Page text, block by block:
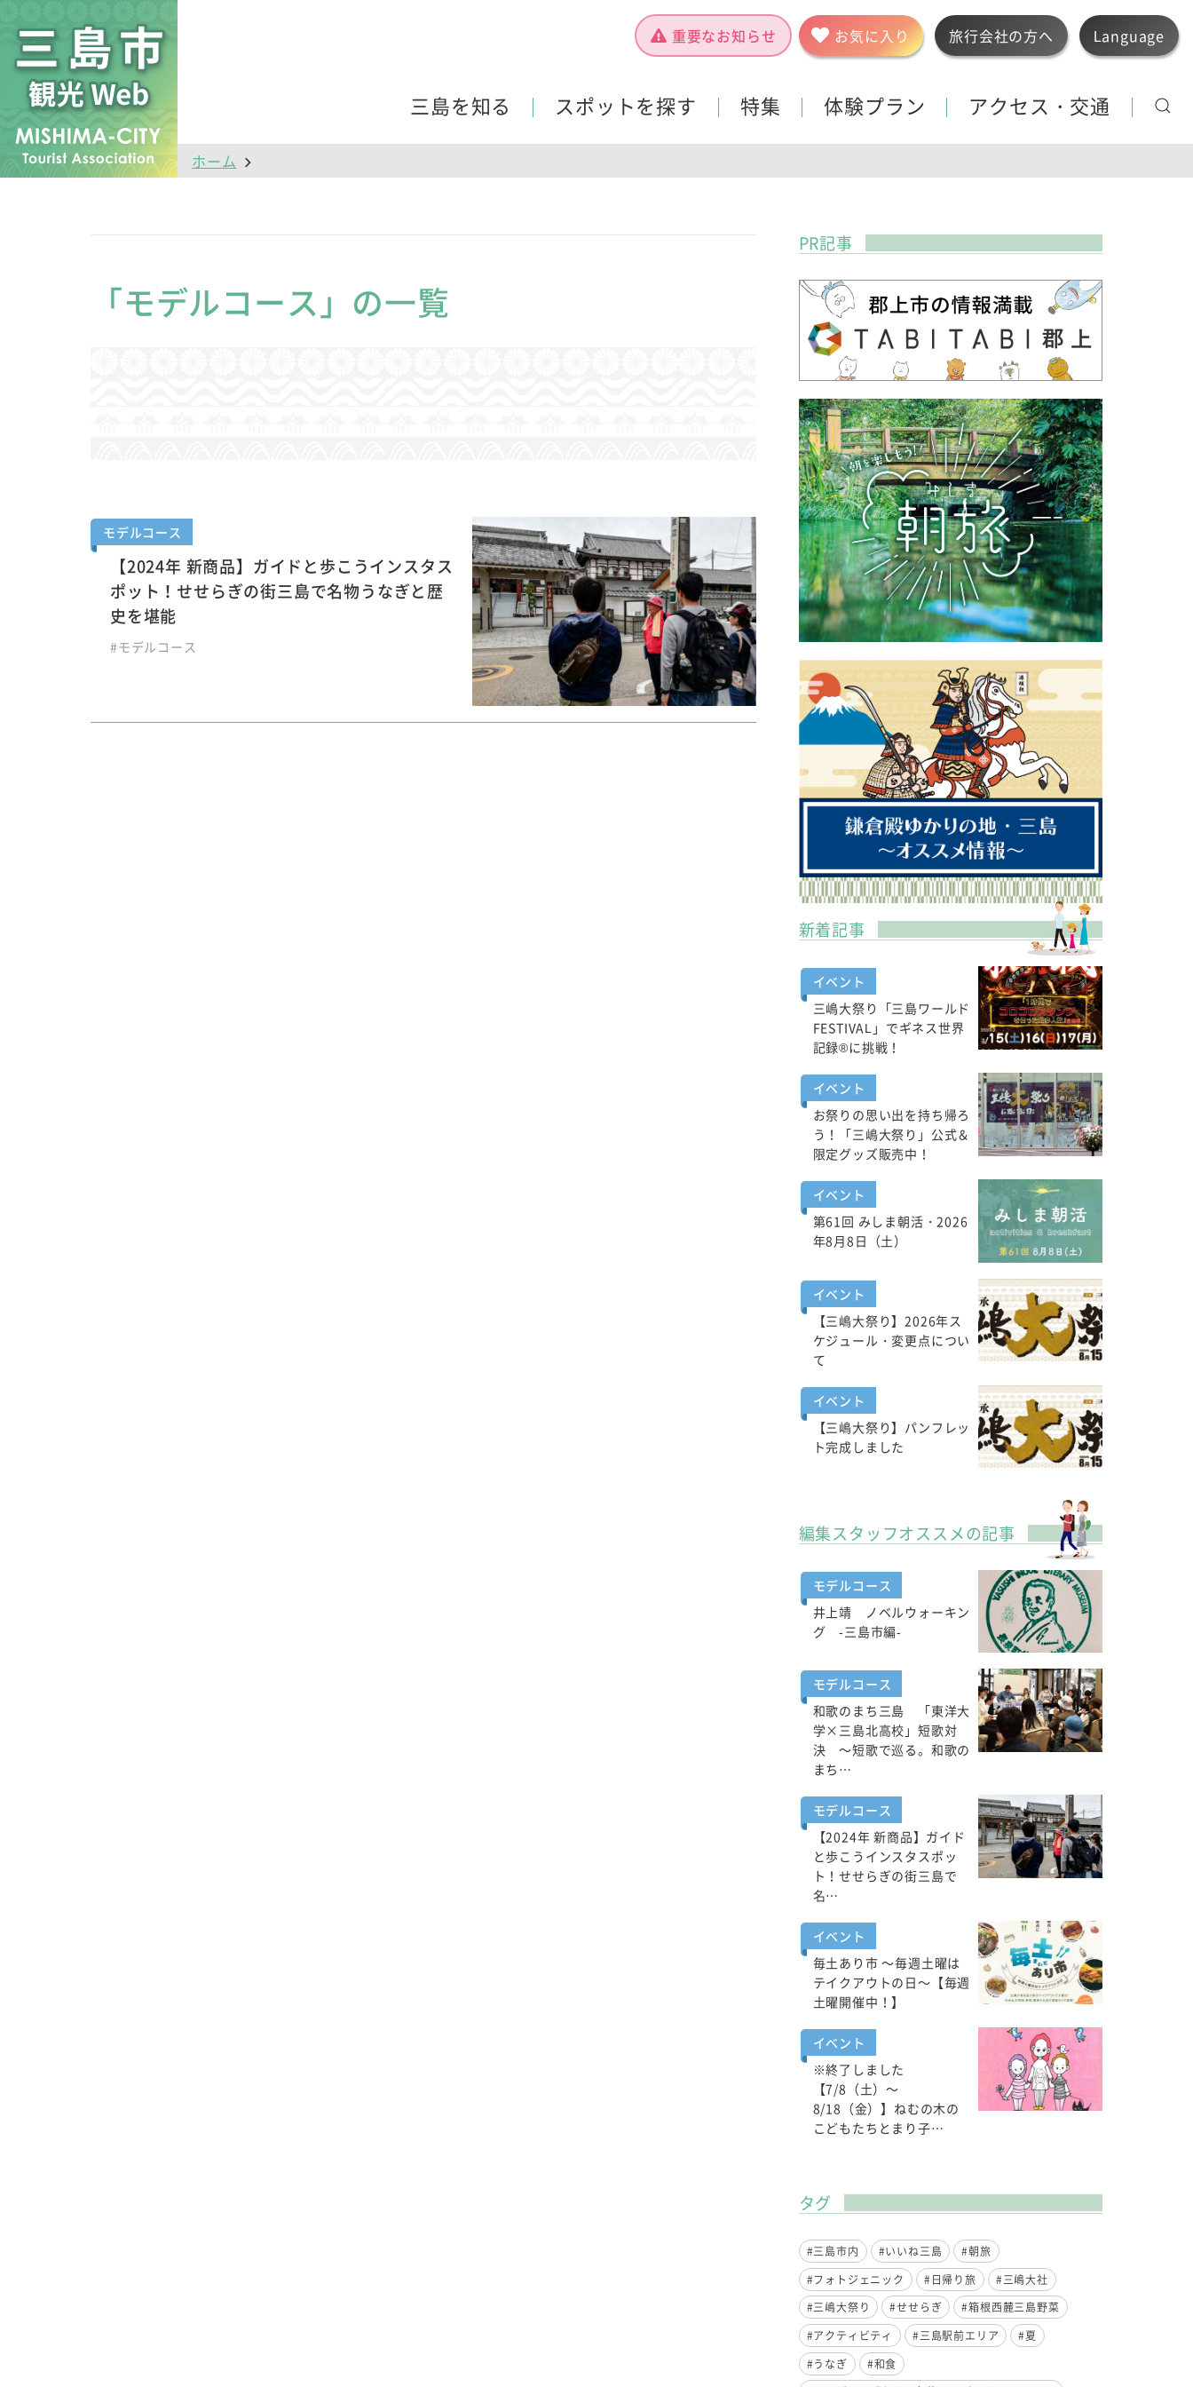
重要なお知らせ お気に入り 旅行会社の方へ Language
三島を知る スポットを探す 特集 体験プラン アクセス・交通
ホーム
「モデルコース」の一覧
モデルコース
【2024年 新商品】ガイドと歩こうインスタス
ポット！せせらぎの街三島で名物うなぎと歴
史を堪能
#モデルコース
PR記事
新着記事
イベント
三嶋大祭り「三島ワールド
FESTIVAL」でギネス世界
記録®に挑戦！
イベント
お祭りの思い出を持ち帰ろ
う！「三嶋大祭り」公式＆
限定グッズ販売中！
イベント
第61回 みしま朝活・2026
年8月8日（土）
イベント
【三嶋大祭り】2026年ス
ケジュール・変更点につい
て
イベント
【三嶋大祭り】パンフレッ
ト完成しました
編集スタッフオススメの記事
モデルコース
井上靖 ノベルウォーキン
グ -三島市編-
モデルコース
和歌のまち三島 「東洋大
学×三島北高校」短歌対
決 ～短歌で巡る。和歌の
まち…
モデルコース
【2024年 新商品】ガイド
と歩こうインスタスポッ
ト！せせらぎの街三島で
名…
イベント
毎土あり市 ～毎週土曜は
テイクアウトの日～【毎週
土曜開催中！】
イベント
※終了しました
【7/8（土）～
8/18（金）】ねむの木の
こどもたちとまり子…
タグ
#三島市内 #いいね三島
#朝旅
#フォトジェニック
#日帰り旅
#三嶋大社
#三嶋大祭り
#せせらぎ
#箱根西麓三島野菜
#アクティビティ
#三島駅前エリア
#夏
#うなぎ
#和食